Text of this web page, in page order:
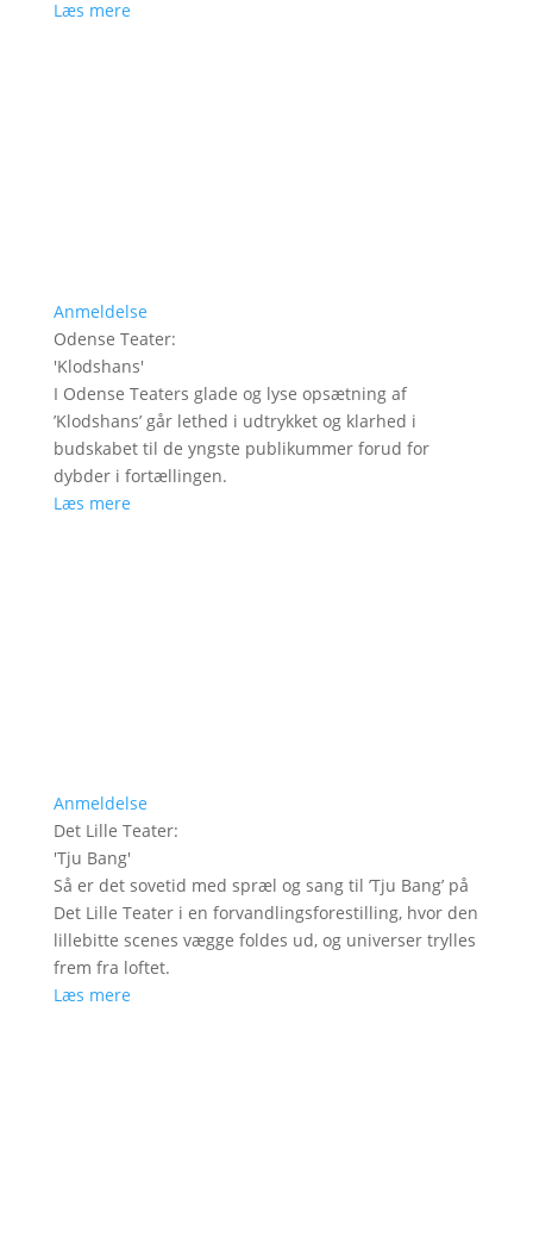
Læs mere
Anmeldelse
Odense Teater:
'Klodshans'
I Odense Teaters glade og lyse opsætning af
’Klodshans’ går lethed i udtrykket og klarhed i
budskabet til de yngste publikummer forud for
dybder i fortællingen.
Læs mere
Anmeldelse
Det Lille Teater:
'Tju Bang'
Så er det sovetid med spræl og sang til ’Tju Bang’ på
Det Lille Teater i en forvandlingsforestilling, hvor den
lillebitte scenes vægge foldes ud, og universer trylles
frem fra loftet.
Læs mere